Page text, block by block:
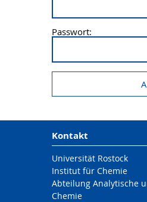
Passwort:
Kontakt
Universität Rostock
Institut für Chemie
Abteilung Analytische
Chemie